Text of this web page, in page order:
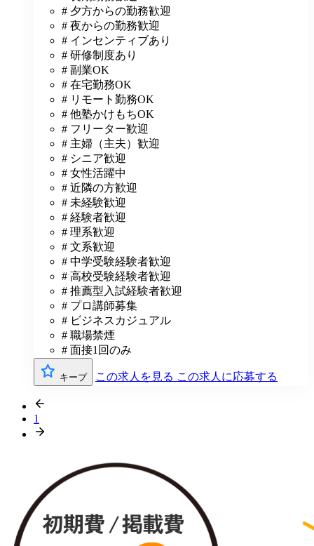
# 夕方からの勤務歓迎
# 夜からの勤務歓迎
# インセンティブあり
# 研修制度あり
# 副業OK
# 在宅勤務OK
# リモート勤務OK
# 他塾かけもちOK
# フリーター歓迎
# 主婦（主夫）歓迎
# シニア歓迎
# 女性活躍中
# 近隣の方歓迎
# 未経験歓迎
# 経験者歓迎
# 理系歓迎
# 文系歓迎
# 中学受験経験者歓迎
# 高校受験経験者歓迎
# 推薦型入試経験者歓迎
# プロ講師募集
# ビジネスカジュアル
# 職場禁煙
# 面接1回のみ
キープ この求人を見る この求人に応募する
1